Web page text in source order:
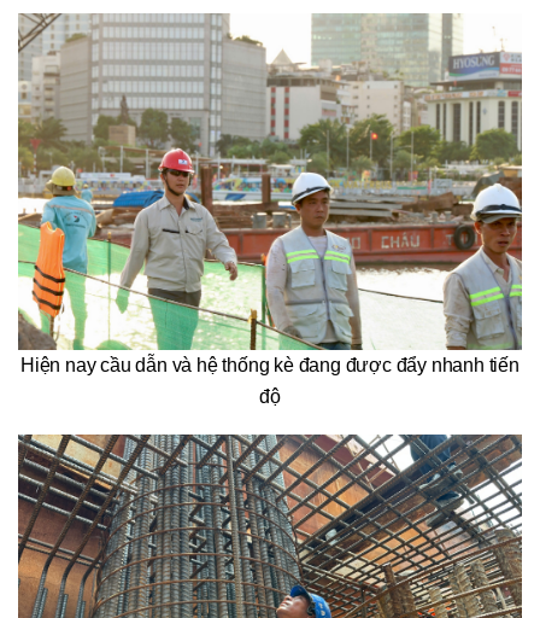
Hiện nay cầu dẫn và hệ thống kè đang được đẩy nhanh tiến
độ